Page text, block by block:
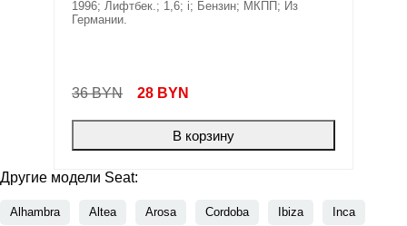
1996; Лифтбек.; 1,6; i; Бензин; МКПП; Из
Германии.
36 BYN 28 BYN
В корзину
Другие модели Seat:
Alhambra Altea Arosa Cordoba Ibiza Inca